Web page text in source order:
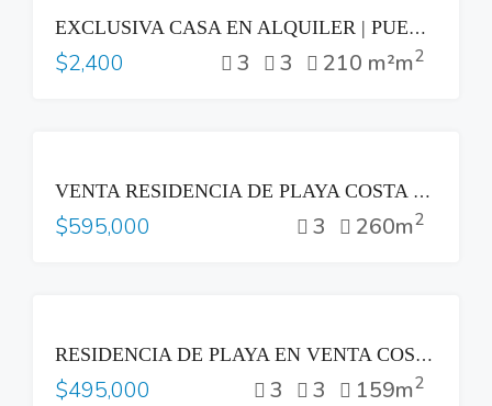
EXCLUSIVA CASA EN ALQUILER | PUERTA DEL BÁLSAMO II, NUEVO CUSCATLÁN
$2,400 3 3 210 m²m2
VENTA RESIDENCIA DE PLAYA COSTA DEL SOL
$595,000 3 260m2
RESIDENCIA DE PLAYA EN VENTA COSTA DEL SOL
$495,000 3 3 159m2